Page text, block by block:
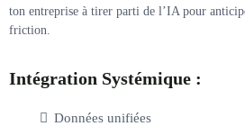
ton entreprise à tirer parti de l’IA pour
friction.
Intégration Systémique :
Données unifiées